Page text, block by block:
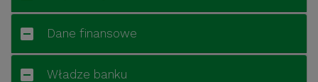
Dane finansowe
Władze banku